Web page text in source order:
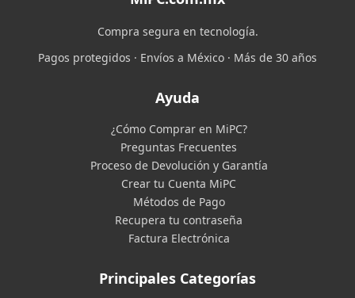
Compra segura en tecnología.
Pagos protegidos · Envíos a México · Más de 30 años
Ayuda
¿Cómo Comprar en MiPC?
Preguntas Frecuentes
Proceso de Devolución y Garantía
Crear tu Cuenta MiPC
Métodos de Pago
Recupera tu contraseña
Factura Electrónica
Principales Categorías